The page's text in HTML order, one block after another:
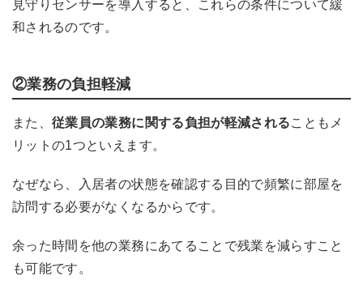
見守りセンサーを導入すると、これらの条件について緩
和されるのです。
②業務の負担軽減
また、従業員の業務に関する負担が軽減されることもメ
リットの1つといえます。
なぜなら、入居者の状態を確認する目的で頻繁に部屋を
訪問する必要がなくなるからです。
余った時間を他の業務にあてることで残業を減らすこと
も可能です。